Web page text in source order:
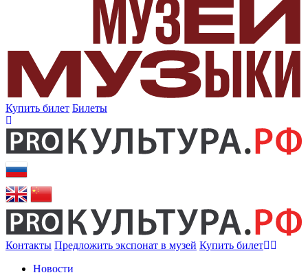
Купить билет Билеты
Контакты Предложить экспонат в музей Купить билет
Новости